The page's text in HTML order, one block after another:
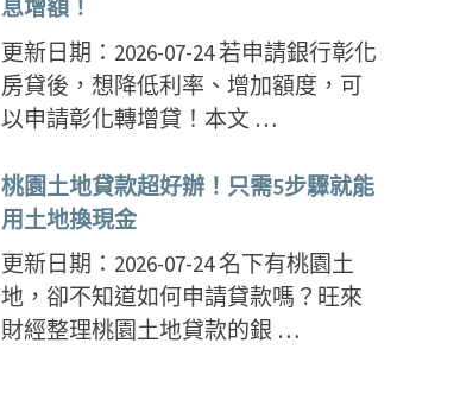
息增額！
更新日期：2026-07-24 若申請銀行彰化
房貸後，想降低利率、增加額度，可
以申請彰化轉增貸！本文 …
桃園土地貸款超好辦！只需5步驟就能
用土地換現金
更新日期：2026-07-24 名下有桃園土
地，卻不知道如何申請貸款嗎？旺來
財經整理桃園土地貸款的銀 …